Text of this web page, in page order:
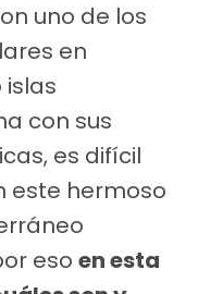
uno de los
en
islas
con sus
es difícil
este hermoso
eso en esta